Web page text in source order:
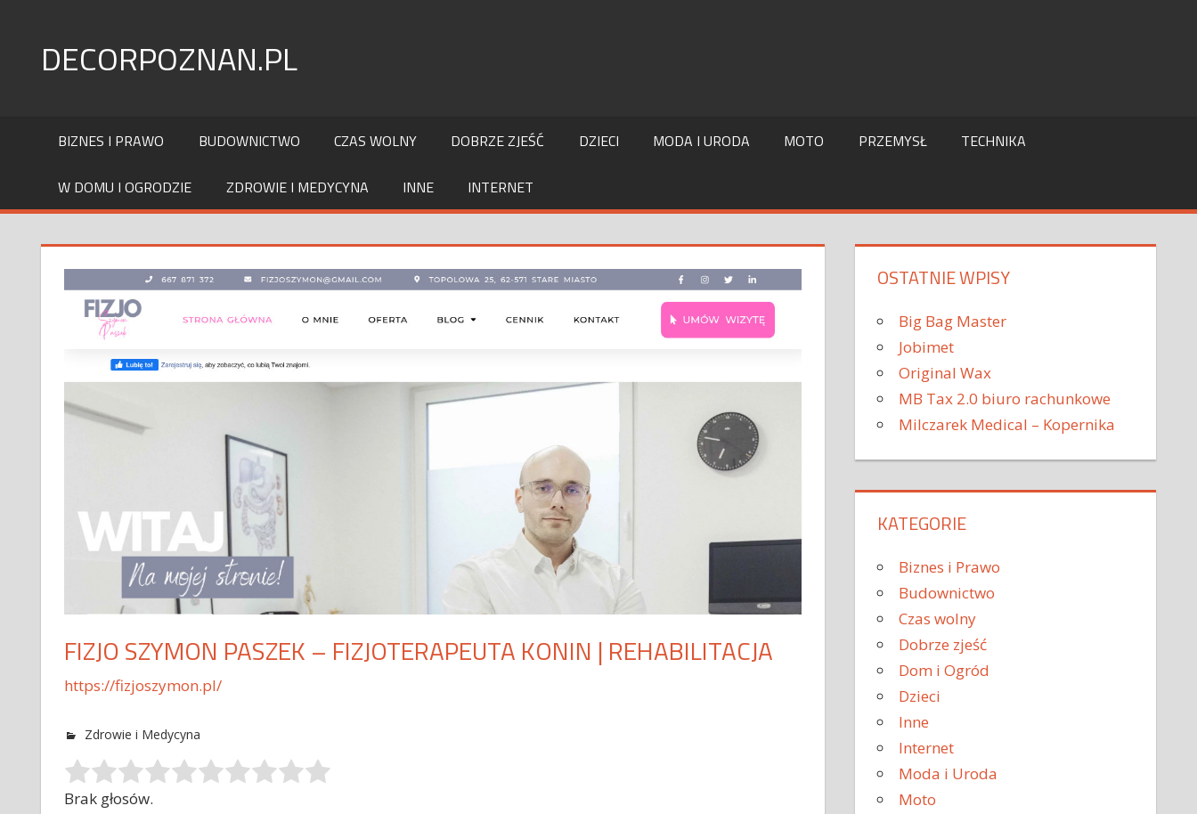
contentDECORPOZNAN.PL
BIZNES I PRAWO BUDOWNICTWO CZAS WOLNY DOBRZE ZJEŚĆ DZIECI MODA I URODA MOTO PRZEMYSŁ TECHNIKA
W DOMU I OGRODZIE ZDROWIE I MEDYCYNA INNE INTERNET
FIZJO SZYMON PASZEK – FIZJOTERAPEUTA KONIN | REHABILITACJA
https://fizjoszymon.pl/
Zdrowie i Medycyna
Brak głosów.
OSTATNIE WPISY
Big Bag Master
Jobimet
Original Wax
MB Tax 2.0 biuro rachunkowe
Milczarek Medical – Kopernika
KATEGORIE
Biznes i Prawo
Budownictwo
Czas wolny
Dobrze zjeść
Dom i Ogród
Dzieci
Inne
Internet
Moda i Uroda
Moto